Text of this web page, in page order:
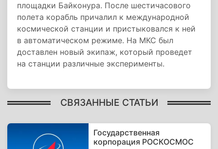
площадки Байконура. После шестичасового
полета корабль причалил к международной
космической станции и пристыковался к ней
в автоматическом режиме. На МКС был
доставлен новый экипаж, который проведет
на станции различные эксперименты.
СВЯЗАННЫЕ СТАТЬИ
Государственная
корпорация РОСКОСМОС